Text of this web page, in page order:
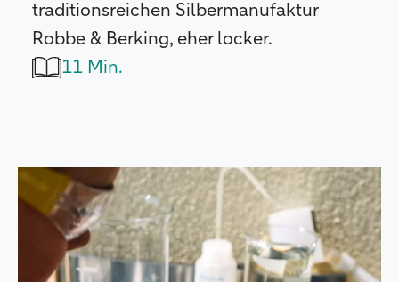
traditionsreichen Silbermanufaktur
Robbe & Berking, eher locker.
11 Min.